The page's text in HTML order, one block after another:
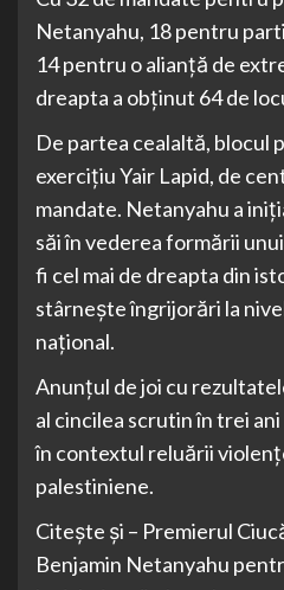
Netanyahu, 18 pentru
14 pentru o alianţă de
dreapta a obţinut 64 de
De partea cealaltă, blocul
exerciţiu Yair Lapid, de
mandate. Netanyahu a
săi în vederea formării
fi cel mai de dreapta din
stârneşte îngrijorări la
naţional.
Anunţul de joi cu
al cincilea scrutin în trei
în contextul reluării
palestiniene.
Citește și – Premierul
Benjamin Netanyahu